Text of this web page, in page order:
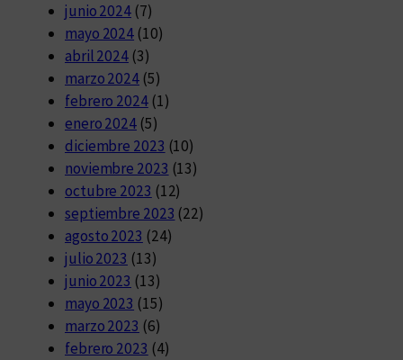
junio 2024 (7)
mayo 2024 (10)
abril 2024 (3)
marzo 2024 (5)
febrero 2024(1)
enero 2024 (5)
diciembre 2023 (10)
noviembre 2023 (13)
octubre 2023 (12)
septiembre 2023 (22)
agosto 2023 (24)
julio 2023 (13)
junio 2023 (13)
mayo 2023 (15)
marzo 2023 (6)
febrero 2023 (4)